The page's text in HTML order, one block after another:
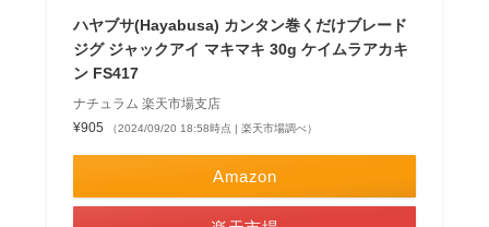
ハヤブサ(Hayabusa) カンタン巻くだけブレード
ジグ ジャックアイ マキマキ 30g ケイムラアカキ
ン FS417
ナチュラム 楽天市場支店
¥905
（2024/09/20 18:58時点 | 楽天市場調べ）
Amazon